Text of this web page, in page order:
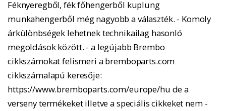
Féknyeregből, fék főhengerből kuplung
munkahengerből még nagyobb a választék. - Komoly
árkülönbségek lehetnek technikailag hasonló
megoldások között. - a legújabb Brembo
cikkszámokat felismeri a bremboparts.com
cikkszámalapú keresője:
https://www.bremboparts.com/europe/hu de a
verseny termékeket illetve a speciális cikkeket nem -